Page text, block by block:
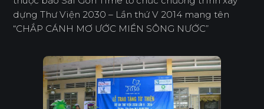
dựng Thư Viện 2030 – Lần thứ V 2014 mang tên
“CHẮP CÁNH MƠ ƯỚC MIỀN SÔNG NƯỚC”